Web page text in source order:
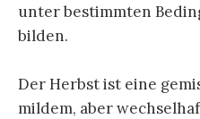
unter bestimmten
bilden.
Der Herbst ist eine
mildem, aber